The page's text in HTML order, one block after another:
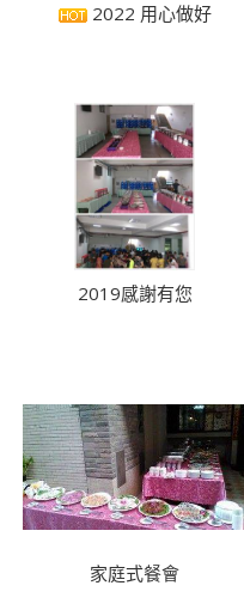
2022 用心做好
2019感謝有您
家庭式餐會